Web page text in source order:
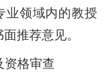
业领域内的教授
推荐意见。
资格审查